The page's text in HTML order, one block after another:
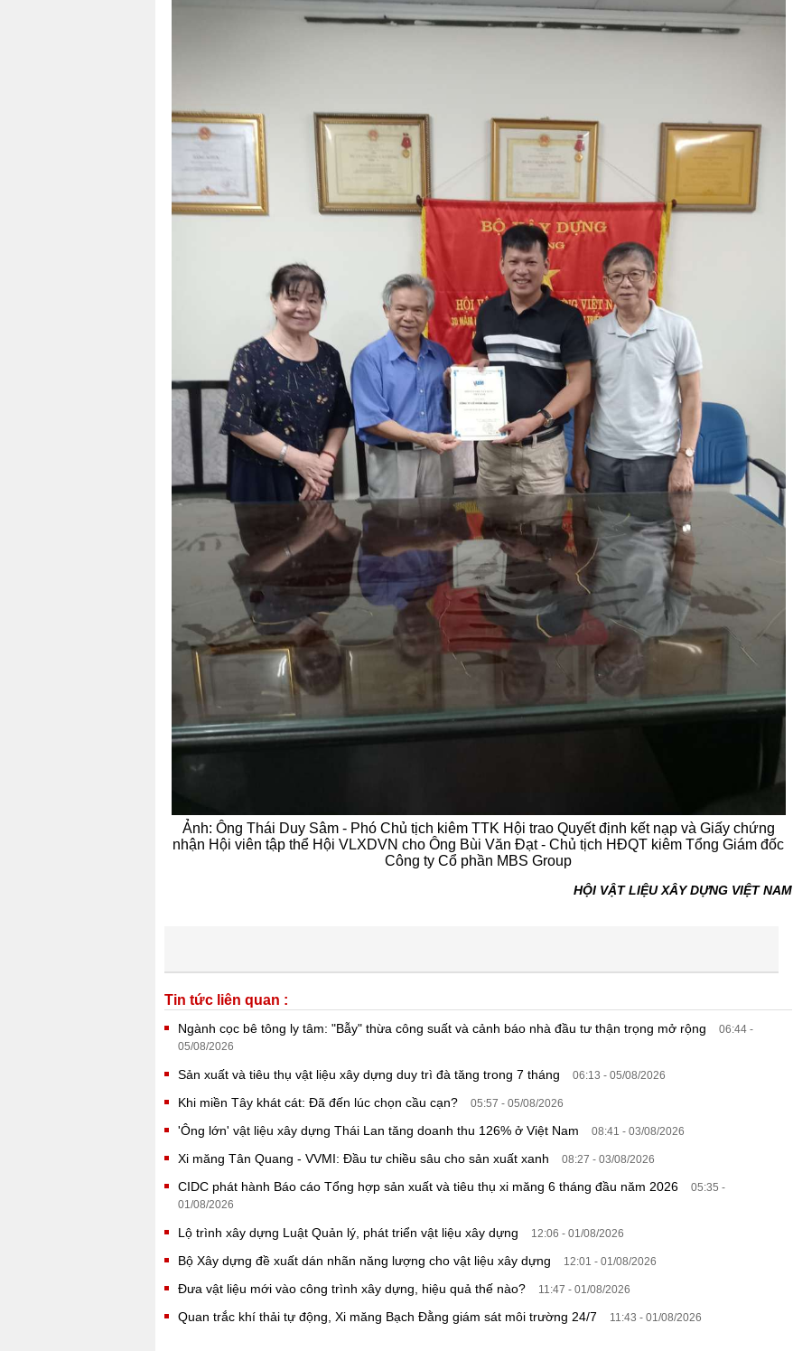
Ảnh: Ông Thái Duy Sâm - Phó Chủ tịch kiêm TTK Hội trao Quyết định kết nạp và Giấy chứng
nhận Hội viên tập thể Hội VLXDVN cho Ông Bùi Văn Đạt - Chủ tịch HĐQT kiêm Tổng Giám đốc
Công ty Cổ phần MBS Group
HỘI VẬT LIỆU XÂY DỰNG VIỆT NAM
Tin tức liên quan :
Ngành cọc bê tông ly tâm: "Bẫy" thừa công suất và cảnh báo nhà đầu tư thận trọng mở rộng 06:44 -
05/08/2026
Sản xuất và tiêu thụ vật liệu xây dựng duy trì đà tăng trong 7 tháng
06:13 - 05/08/2026
Khi miền Tây khát cát: Đã đến lúc chọn cầu cạn? 05:57 - 05/08/2026
'Ông lớn' vật liệu xây dựng Thái Lan tăng doanh thu 126% ở Việt Nam 08:41 - 03/08/2026
Xi măng Tân Quang - VVMI: Đầu tư chiều sâu cho sản xuất xanh 08:27 - 03/08/2026
CIDC phát hành Báo cáo Tổng hợp sản xuất và tiêu thụ xi măng 6 tháng đầu năm 2026 05:35 -
01/08/2026
Lộ trình xây dựng Luật Quản lý, phát triển vật liệu xây dựng
12:06 - 01/08/2026
Bộ Xây dựng đề xuất dán nhãn năng lượng cho vật liệu xây dựng 12:01 - 01/08/2026
Đưa vật liệu mới vào công trình xây dựng, hiệu quả thế nào? 11:47 - 01/08/2026
Quan trắc khí thải tự động, Xi măng Bạch Đằng giám sát môi trường 24/7 11:43 - 01/08/2026